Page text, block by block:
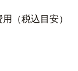
（税込目安）